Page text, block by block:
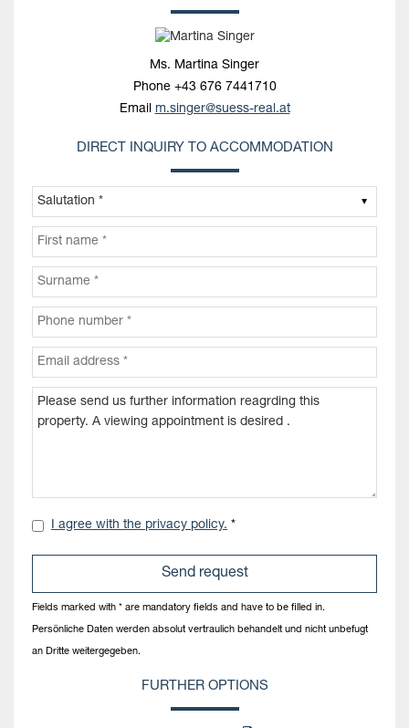
Ms. Martina Singer
Phone +43 676 7441710
Email m.singer@suess-real.at
DIRECT INQUIRY TO ACCOMMODATION
I agree with the privacy policy. *
Fields marked with * are mandatory fields and have to be filled in.
Persönliche Daten werden absolut vertraulich behandelt und nicht unbefugt
an Dritte weitergegeben.
FURTHER OPTIONS